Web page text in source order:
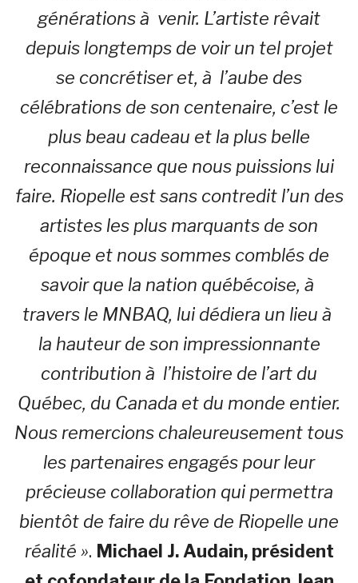
générations à venir. L’artiste rêvait
depuis longtemps de voir un tel projet
se concrétiser et, à l’aube des
célébrations de son centenaire, c’est le
plus beau cadeau et la plus belle
reconnaissance que nous puissions lui
faire. Riopelle est sans contredit l’un des
artistes les plus marquants de son
époque et nous sommes comblés de
savoir que la nation québécoise, à
travers le MNBAQ, lui dédiera un lieu à
la hauteur de son impressionnante
contribution à l’histoire de l’art du
Québec, du Canada et du monde entier.
Nous remercions chaleureusement tous
les partenaires engagés pour leur
précieuse collaboration qui permettra
bientôt de faire du rêve de Riopelle une
réalité ». Michael J. Audain, président